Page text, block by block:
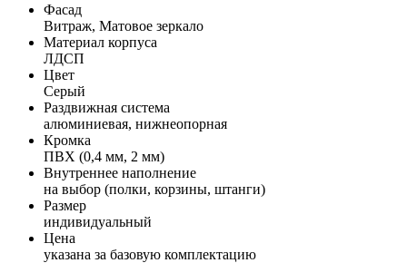
Фасад
Витраж, Матовое зеркало
Материал корпуса
ЛДСП
Цвет
Серый
Раздвижная система
алюминиевая, нижнеопорная
Кромка
ПВХ (0,4 мм, 2 мм)
Внутреннее наполнение
на выбор (полки, корзины, штанги)
Размер
индивидуальный
Цена
указана за базовую комплектацию